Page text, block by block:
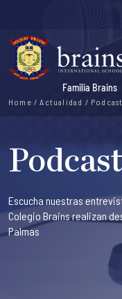
Familia Brains
Home /Actualidad /
Escucha nuestras
Colegio Brains realizan
Palmas